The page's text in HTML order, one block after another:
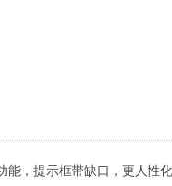
能，提示框带缺口，更人性